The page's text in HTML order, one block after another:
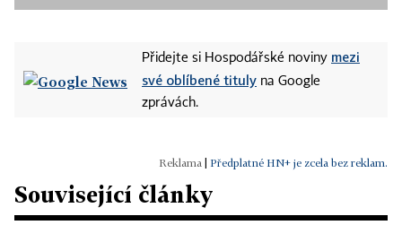
Přidejte si Hospodářské noviny mezi
své oblíbené tituly na Google
zprávách.
Předplatné HN+ je zcela bez reklam.
Související články